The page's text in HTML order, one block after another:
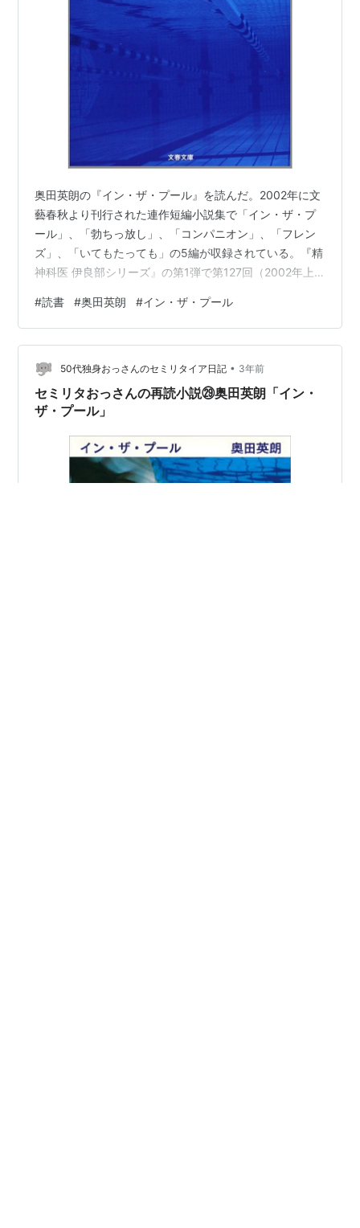
奥田英朗の『イン・ザ・プール』を読んだ。2002年に文
藝春秋より刊行された連作短編小説集で「イン・ザ・プ
ール」、「勃ちっ放し」、「コンパニオン」、「フレン
ズ」、「いてもたっても」の5編が収録されている。『精
神科医 伊良部シリーズ』の第1弾で第127回（2002年上
にはアニメ化されている。以下の概要はAmazonより：
「いらっしゃーい」。伊良部総合病院地下にある神経科
を訪ねた患者たちは、甲高い声に迎えられる。色白で太
ったその精神科医の名は伊良部一郎。そしてそこで待ち
受ける前代未聞の体験。プール依存症、陰茎強直症、妄
想癖…訪れる人々も変だが…
#読書 #奥田英朗 #イン・ザ・プール
50代独身おっさんのセミリタイア日記 • 3年前
セミリタおっさんの再読小説㉙奥田英朗「イン・
ザ・プール」